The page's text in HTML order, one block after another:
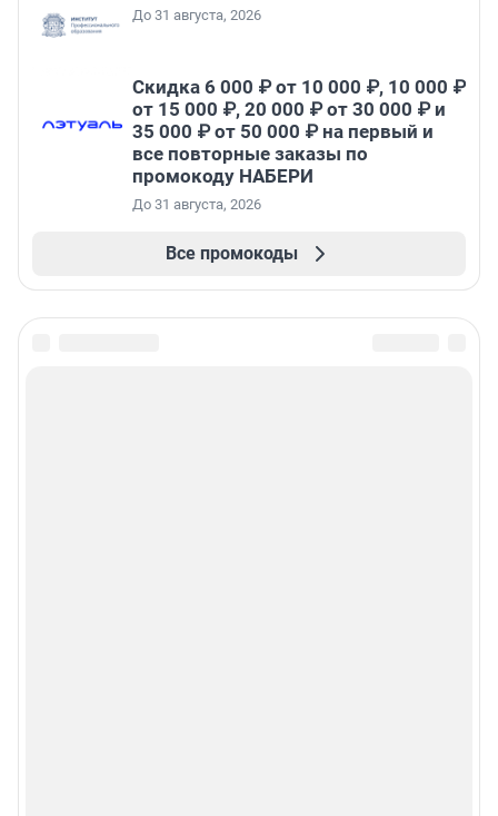
До 31 августа, 2026
Скидка 6 000 ₽ от 10 000 ₽, 10 000 ₽
от 15 000 ₽, 20 000 ₽ от 30 000 ₽ и
35 000 ₽ от 50 000 ₽ на первый и
все повторные заказы по
промокоду НАБЕРИ
До 31 августа, 2026
Все промокоды